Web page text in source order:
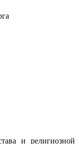
и религиозной